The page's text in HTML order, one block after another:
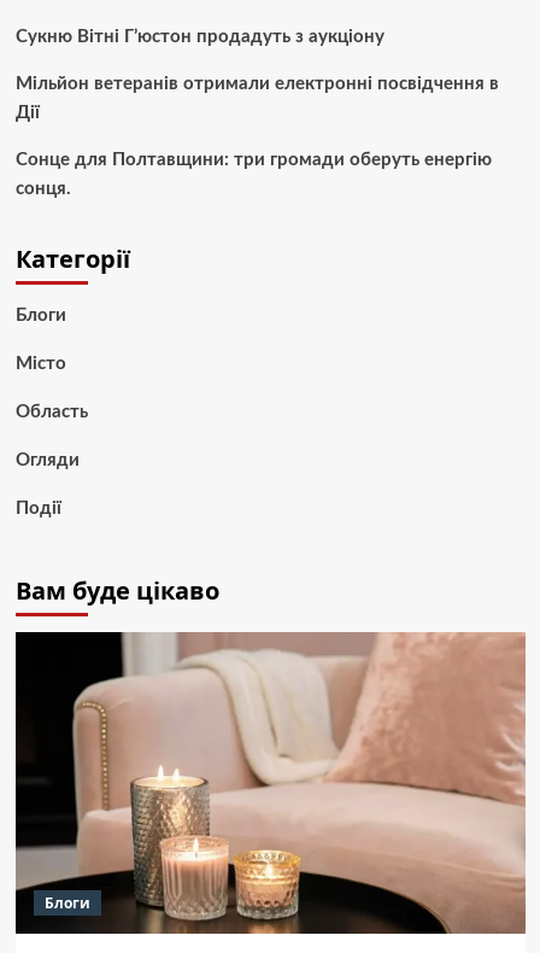
Сукню Вітні Г’юстон продадуть з аукціону
Мільйон ветеранів отримали електронні посвідчення в
Дії
Сонце для Полтавщини: три громади оберуть енергію
сонця.
Категорії
Блоги
Місто
Область
Огляди
Події
Вам буде цікаво
Блоги